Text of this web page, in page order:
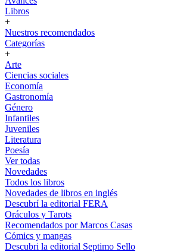
Libros
+
Nuestros recomendados
Categorías
+
Arte
Ciencias sociales
Economía
Gastronomía
Género
Infantiles
Juveniles
Literatura
Poesía
Ver todas
Novedades
Todos los libros
Novedades de libros en inglés
Descubrí la editorial FERA
Oráculos y Tarots
Recomendados por Marcos Casas
Cómics y mangas
Descubri la editorial Septimo Sello